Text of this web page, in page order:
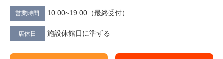
営業時間 10:00~19:00（最終受付）
店休日 施設休館日に準ずる